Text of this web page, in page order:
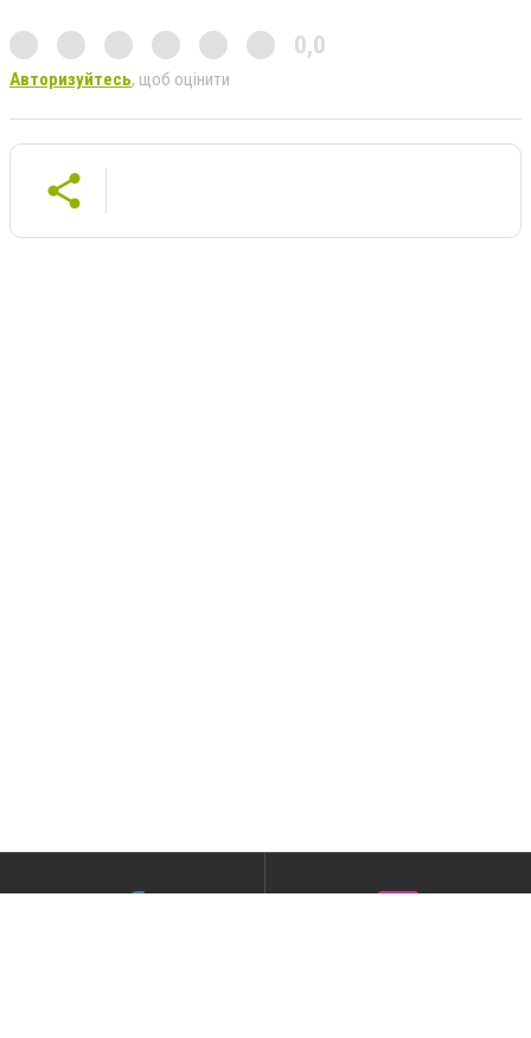
0,0
Авторизуйтесь, щоб оцінити